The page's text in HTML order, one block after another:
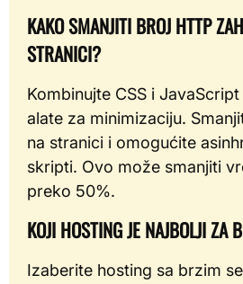
KAKO SMANJITI BROJ HTTP
STRANICI?
Kombinujte CSS i
alate za minimizaciju.
na stranici i omogućite
skripti. Ovo može smanjiti
preko 50%.
KOJI HOSTING JE NAJBOLJI ZA
Izaberite hosting sa brzim